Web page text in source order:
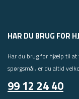
HAR DU BRUG FOR
Har du brug for hjælp til at
spørgsmål, er du altid
99 12 24 40